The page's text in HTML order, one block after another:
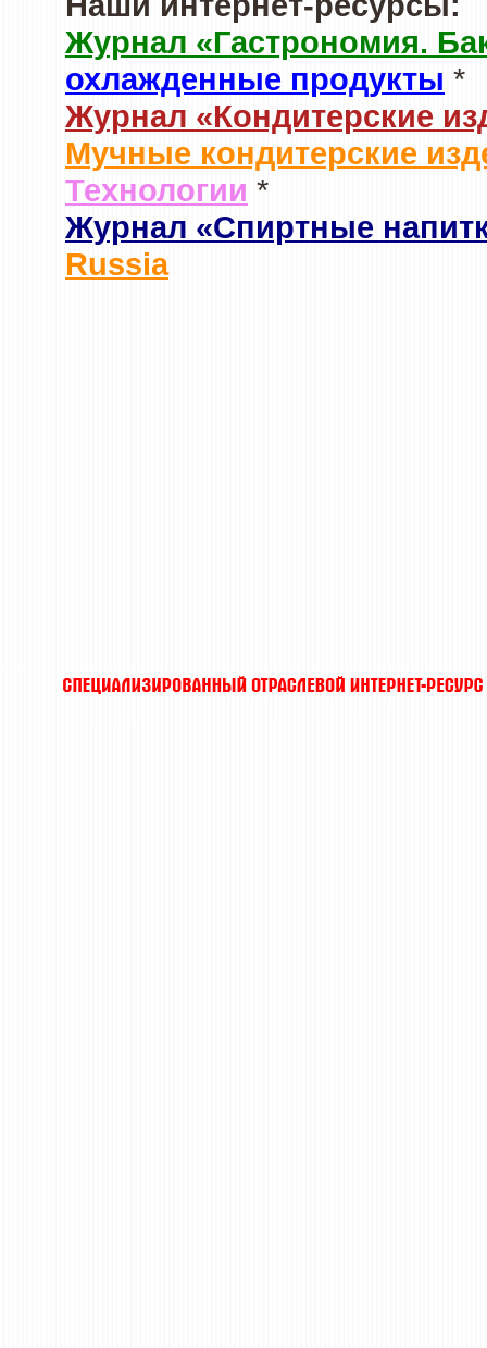
Журнал «Гастрономия.
охлажденные продукты *
Журнал «Кондитерские
Мучные кондитерские
Технологии *
Журнал «Спиртные
Russia